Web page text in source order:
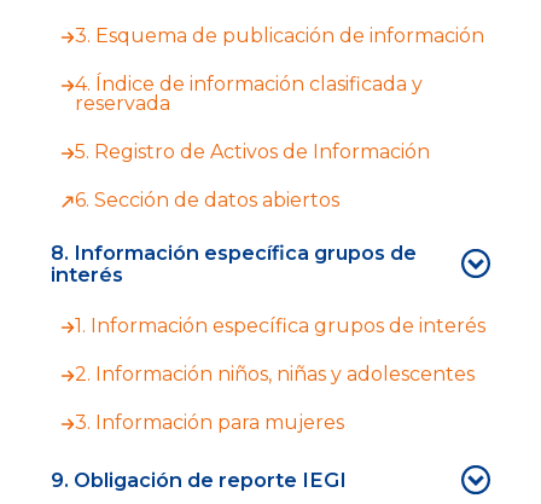
3. Esquema de publicación de información
4. Índice de información clasificada y
reservada
5. Registro de Activos de Información
6. Sección de datos abiertos
8. Información específica grupos de
interés
1. Información específica grupos de interés
2. Información niños, niñas y adolescentes
3. Información para mujeres
9. Obligación de reporte IEGI